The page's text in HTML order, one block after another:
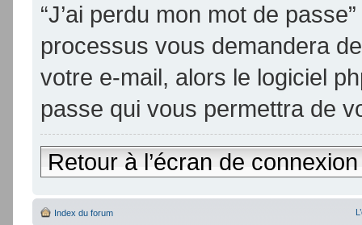
“J’ai perdu mon mot de
processus vous demandera
votre e-mail, alors le logiciel
passe qui vous permettra de
Retour à l’écran de connexion
Index du forum